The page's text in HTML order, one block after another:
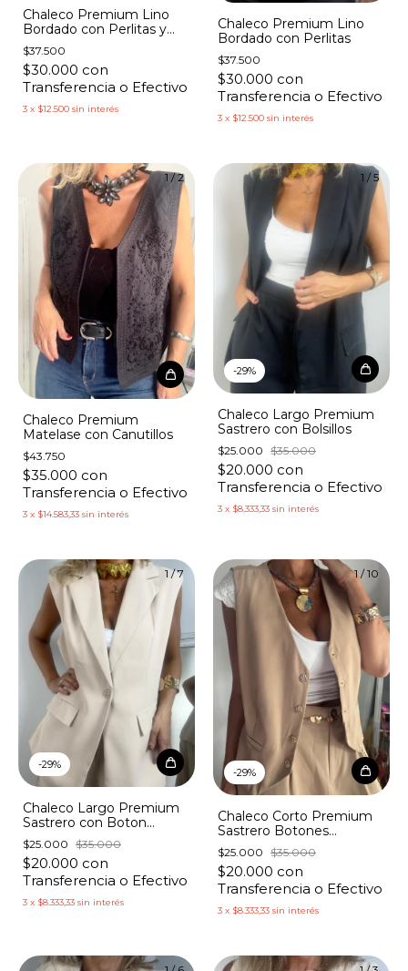
Chaleco Premium Lino
Bordado con Perlitas y
Lentejuelas
$37.500
$30.000 con
Transferencia o Efectivo
3 x $12.500 sin interés
Chaleco Premium Lino
Bordado con Perlitas
$37.500
$30.000 con
Transferencia o Efectivo
3 x $12.500 sin interés
1/2
Chaleco Premium
Matelase con Canutillos
$43.750
$35.000 con
Transferencia o Efectivo
3 x $14.583,33 sin interés
1 / 5
-29%
Chaleco Largo Premium
Sastrero con Bolsillos
$25.000 $35.000
$20.000 con
Transferencia o Efectivo
3 x $8.333,33 sin interés
1/7
-29%
Chaleco Largo Premium
Sastrero con Boton
Brillante
$25.000 $35.000
$20.000 con
Transferencia o Efectivo
3 x $8.333,33 sin interés
1/10
-29%
Chaleco Corto Premium
Sastrero Botones
Brillantes
$25.000 $35.000
$20.000 con
Transferencia o Efectivo
3 x $8.333,33 sin interés